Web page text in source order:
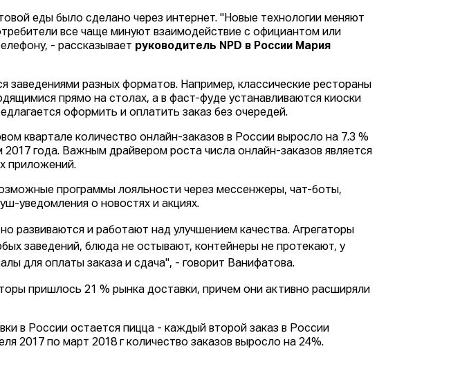
еды было сделано через интернет. "Новые технологии меняют
все чаще минуют взаимодействие с официантом или
- рассказывает руководитель NPD в России Мария
заведениями разных форматов. Например, классические рестораны
прямо на столах, а в фаст-фуде устанавливаются киоски
оформить и оплатить заказ без очередей.
квартале количество онлайн-заказов в России выросло на 7.3 %
года. Важным драйвером роста числа онлайн-заказов является
приложений.
программы лояльности через мессенжеры, чат-боты,
уведомления о новостях и акциях.
развиваются и работают над улучшением качества. Агрегаторы
заведений, блюда не остывают, контейнеры не протекают, у
для оплаты заказа и сдача", - говорит Ванифатова.
пришлось 21 % рынка доставки, причем они активно расширяли
в России остается пицца - каждый второй заказ в России
2017 по март 2018 г количество заказов выросло на 24%.